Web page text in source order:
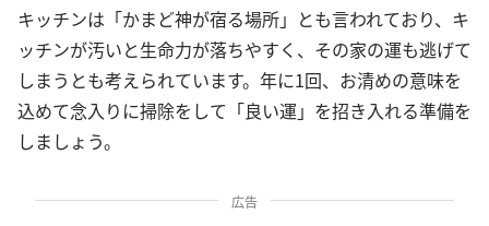
キッチンは「かまど神が宿る場所」とも言われており、キ
ッチンが汚いと生命力が落ちやすく、その家の運も逃げて
しまうとも考えられています。年に1回、お清めの意味を
込めて念入りに掃除をして「良い運」を招き入れる準備を
しましょう。
広告